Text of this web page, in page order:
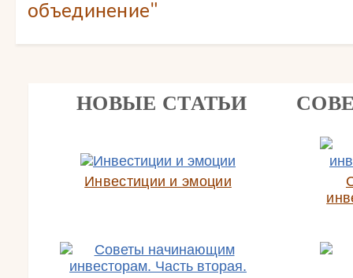
объединение"
НОВЫЕ СТАТЬИ
Инвестиции и эмоции